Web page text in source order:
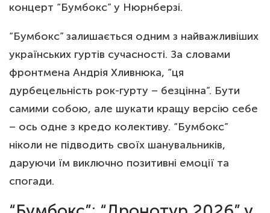
концерт “Бумбокс” у Нюрнберзі.
“Бумбокс” залишається одним з найважливіших
українських гуртів сучасності. За словами
фронтмена Андрія Хливнюка, “ця
дурбецельність рок-гурту – безцінна”. Бути
самими собою, але шукати кращу версію себе
– ось одне з кредо колективу. “Бумбокс”
ніколи не підводить своїх шанувальників,
даруючи їм виключно позитивні емоції та
спогади.